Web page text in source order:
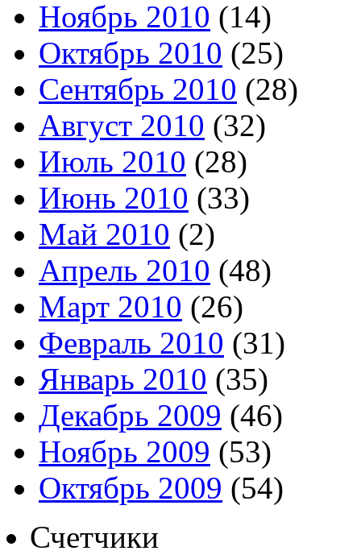
Ноябрь 2010 (14)
Октябрь 2010 (25)
Сентябрь 2010 (28)
Август 2010 (32)
Июль 2010 (28)
Июнь 2010 (33)
Май 2010 (2)
Апрель 2010 (48)
Март 2010 (26)
Февраль 2010 (31)
Январь 2010 (35)
Декабрь 2009 (46)
Ноябрь 2009 (53)
Октябрь 2009 (54)
Счетчики